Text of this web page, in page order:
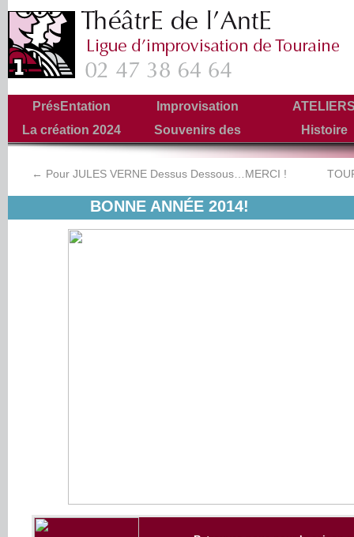
PrésEntation Improvisation
La création 2024
Souvenirs des
Tournées
Histoire
← Pour JULES VERNE Dessus Dessous…MERCI !
BONNE ANNÉE 2014!